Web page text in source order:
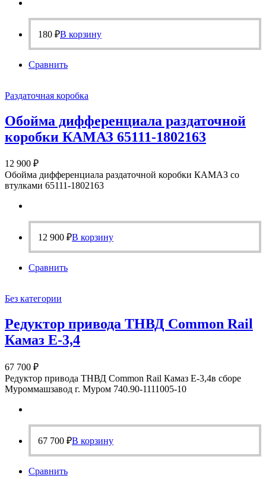
180 ₽В корзину
Сравнить
Раздаточная коробка
Обойма дифференциала раздаточной
коробки КАМАЗ 65111-1802163
12 900 ₽
Обойма дифференциала раздаточной коробки КАМАЗ со
втулками 65111-1802163
12 900 ₽В корзину
Сравнить
Без категории
Редуктор привода ТНВД Common Rail
Камаз Е-3,4
67 700 ₽
Редуктор привода ТНВД Common Rail Камаз Е-3,4в сборе
Муроммашзавод г. Муром 740.90-1111005-10
67 700 ₽В корзину
Сравнить